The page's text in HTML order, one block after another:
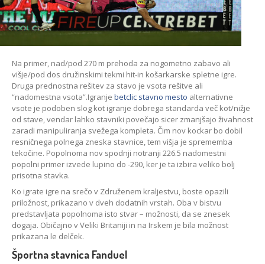
Na primer, nad/pod 270 m prehoda za nogometno zabavo ali
višje/pod dos družinskimi tekmi hit-in košarkarske spletne igre.
Druga prednostna rešitev za stavo je vsota rešitve ali
“nadomestna vsota”.Igranje betclic stavno mesto alternativne
vsote je podoben slog kot igranje dobrega standarda več kot/nižje
od stave, vendar lahko stavniki povečajo sicer zmanjšajo živahnost
zaradi manipuliranja svežega kompleta. Čim nov kockar bo dobil
resničnega polnega zneska stavnice, tem višja je sprememba
tekočine. Popolnoma nov spodnji notranji 226.5 nadomestni
popolni primer izvede lupino do -290, ker je ta izbira veliko bolj
prisotna stavka.
Ko igrate igre na srečo v Združenem kraljestvu, boste opazili
priložnost, prikazano v dveh dodatnih vrstah. Oba v bistvu
predstavljata popolnoma isto stvar – možnosti, da se znesek
dogaja. Običajno v Veliki Britaniji in na Irskem je bila možnost
prikazana le delček.
Športna stavnica Fanduel